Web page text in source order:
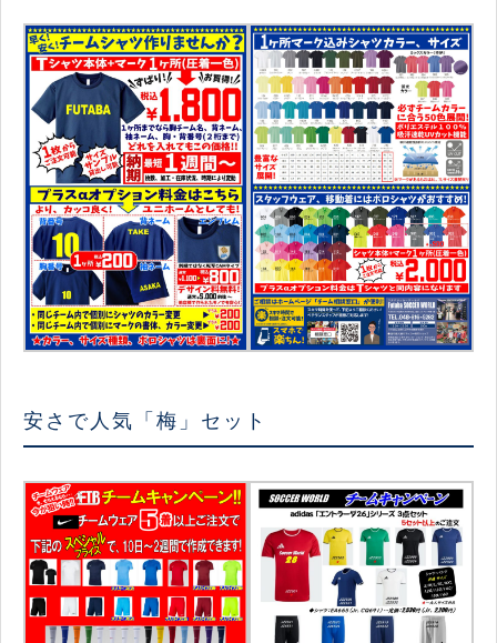
安さで人気「梅」セット